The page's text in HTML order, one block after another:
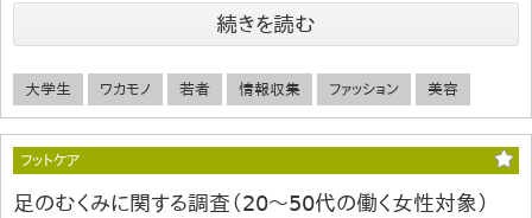
続きを読む
大学生 ワカモノ 若者 情報収集 ファッション 美容
フットケア
足のむくみに関する調査（20～50代の働く女性対象）